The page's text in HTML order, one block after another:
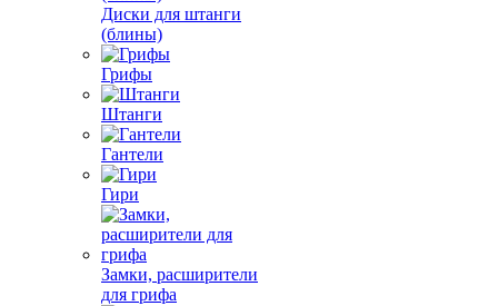
Диски для штанги
(блины)
Грифы
Штанги
Гантели
Гири
Замки, расширители
для грифа